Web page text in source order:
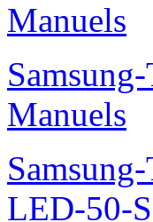
Manuels
Manuels
LED-50-